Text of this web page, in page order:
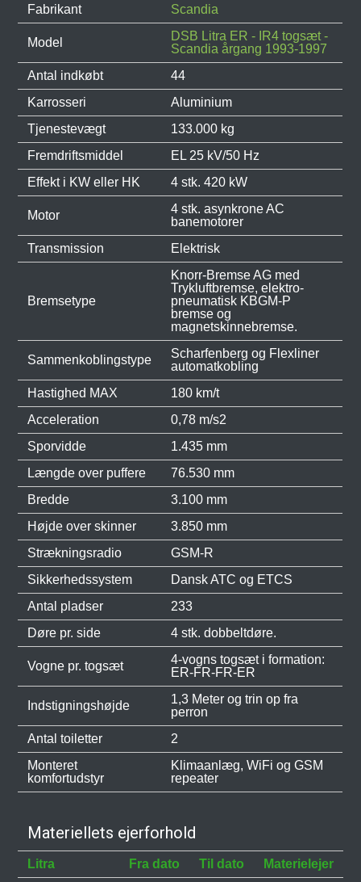
Fabrikant Scandia
Model
DSB Litra ER - IR4 togsæt -
Scandia årgang 1993-1997
Antal indkøbt
44
Karrosseri
Aluminium
Tjenestevægt
133.000 kg
Fremdriftsmiddel
EL 25 kV/50 Hz
Effekt i KW eller HK
4 stk. 420 kW
Motor
4 stk. asynkrone AC
banemotorer
Transmission
Elektrisk
Bremsetype
Knorr-Bremse AG med
Trykluftbremse, elektro-
pneumatisk KBGM-P
bremse og
magnetskinnebremse.
Sammenkoblingstype
Scharfenberg og Flexliner
automatkobling
Hastighed MAX
180 km/t
Acceleration
0,78 m/s2
Sporvidde
1.435 mm
Længde over puffere
76.530 mm
Bredde
3.100 mm
Højde over skinner
3.850 mm
Strækningsradio
GSM-R
Sikkerhedssystem
Dansk ATC og ETCS
Antal pladser
233
Døre pr. side
4 stk. dobbeltdøre.
Vogne pr. togsæt
4-vogns togsæt i formation:
ER-FR-FR-ER
Indstigningshøjde
1,3 Meter og trin op fra
perron
Antal toiletter
2
Monteret
komfortudstyr
Klimaanlæg, WiFi og GSM
repeater
Materiellets ejerforhold
Litra Fra dato Til dato Materielejer